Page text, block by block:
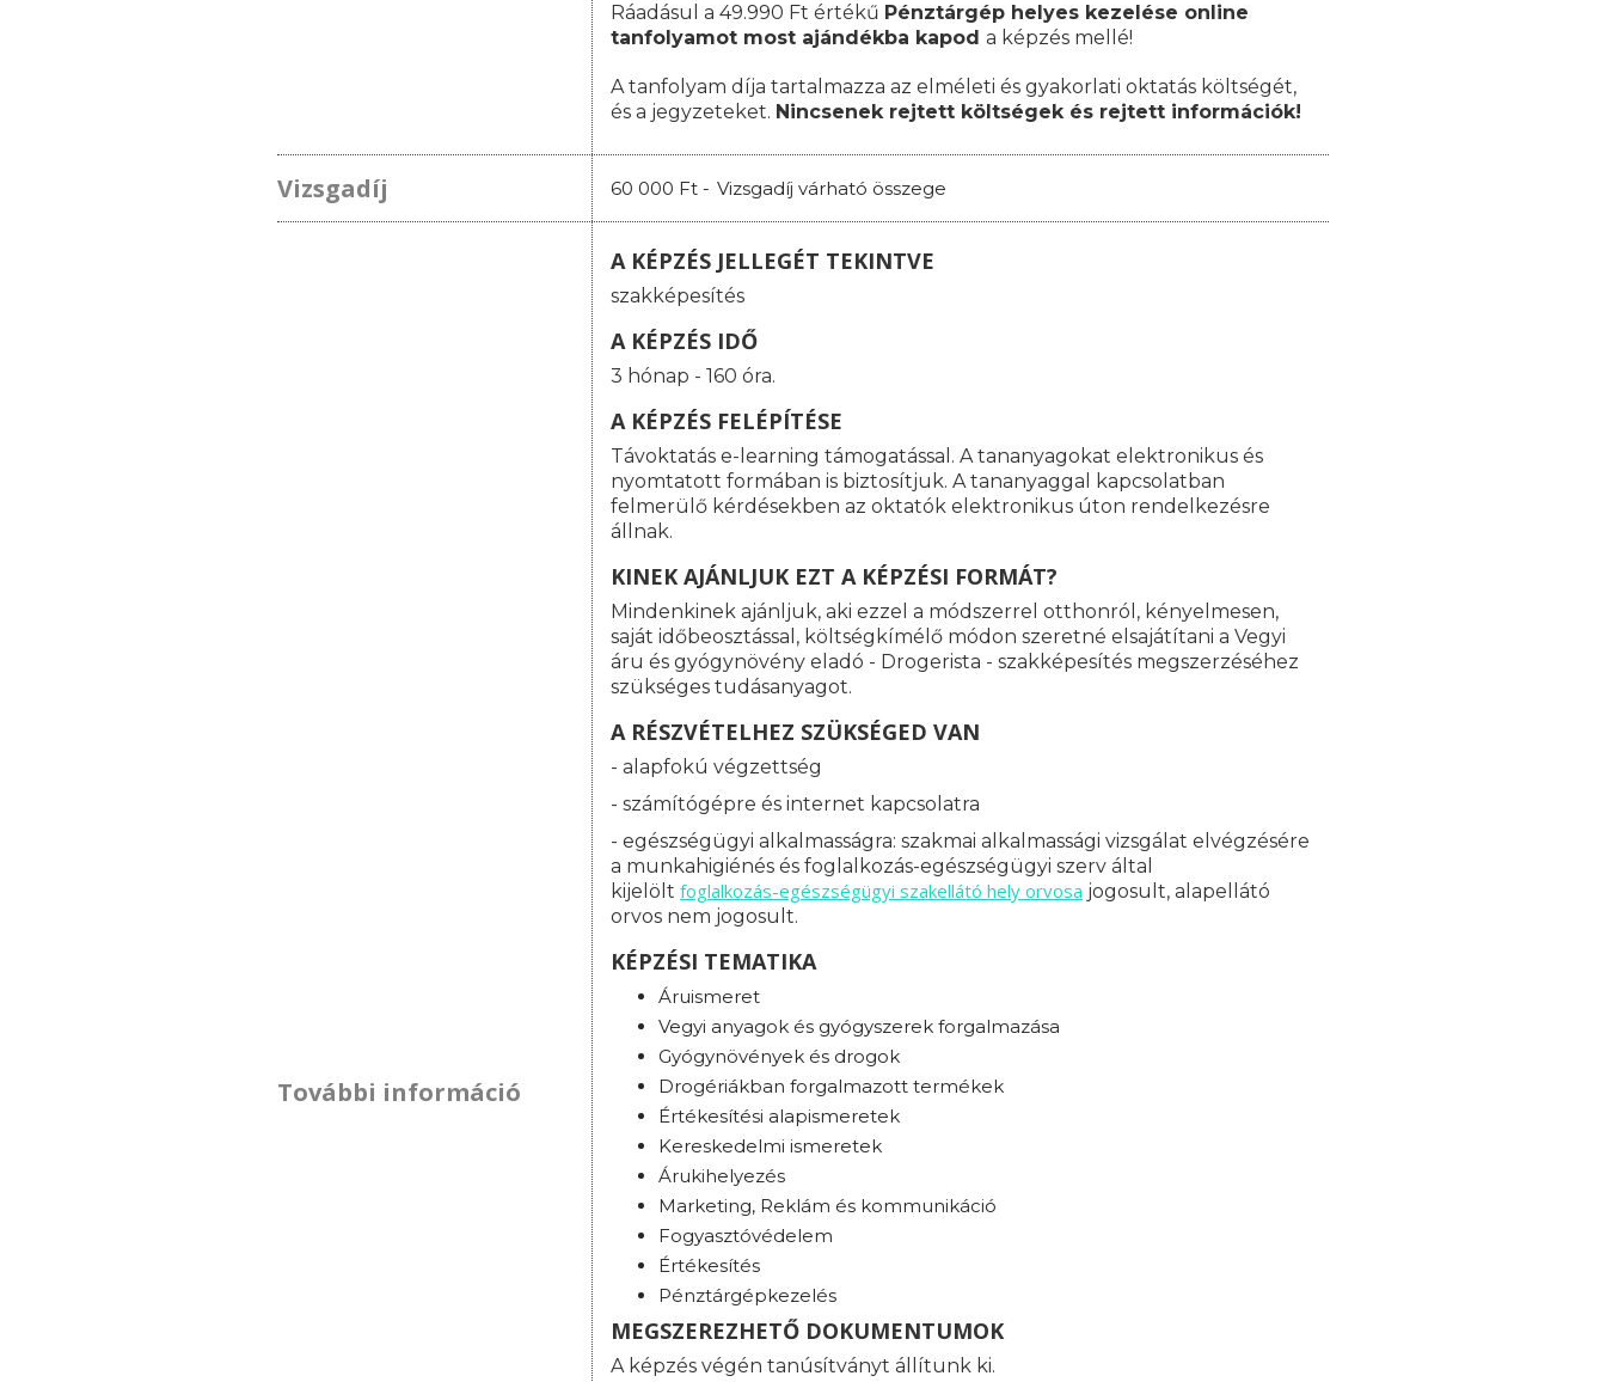
Ráadásul a 49.990 Ft értékű Pénztárgép helyes kezelése online
tanfolyamot most ajándékba kapod a képzés mellé!
A tanfolyam díja tartalmazza az elméleti és gyakorlati oktatás költségét,
és a jegyzeteket. Nincsenek rejtett költségek és rejtett információk!
Vizsgadíj 60 000 Ft - Vizsgadíj várható összege
További információ
A KÉPZÉS JELLEGÉT TEKINTVE
szakképesítés
A KÉPZÉS IDŐ
3 hónap - 160 óra.
A KÉPZÉS FELÉPÍTÉSE
Távoktatás e-learning támogatással. A tananyagokat elektronikus és
nyomtatott formában is biztosítjuk. A tananyaggal kapcsolatban
felmerülő kérdésekben az oktatók elektronikus úton rendelkezésre
állnak.
KINEK AJÁNLJUK EZT A KÉPZÉSI FORMÁT?
Mindenkinek ajánljuk, aki ezzel a módszerrel otthonról, kényelmesen,
saját időbeosztással, költségkímélő módon szeretné elsajátítani a Vegyi
áru és gyógynövény eladó - Drogerista - szakképesítés megszerzéséhez
szükséges tudásanyagot.
A RÉSZVÉTELHEZ SZÜKSÉGED VAN
- alapfokú végzettség
- számítógépre és internet kapcsolatra
- egészségügyi alkalmasságra: szakmai alkalmassági vizsgálat elvégzésére
a munkahigiénés és foglalkozás-egészségügyi szerv által
kijelölt foglalkozás-egészségügyi szakellátó hely orvosa jogosult, alapellátó
orvos nem jogosult.
KÉPZÉSI TEMATIKA
Áruismeret
Vegyi anyagok és gyógyszerek forgalmazása
Gyógynövények és drogok
Drogériákban forgalmazott termékek
Értékesítési alapismeretek
Kereskedelmi ismeretek
Árukihelyezés
Marketing, Reklám és kommunikáció
Fogyasztóvédelem
Értékesítés
Pénztárgépkezelés
MEGSZEREZHETŐ DOKUMENTUMOK
A képzés végén tanúsítványt állítunk ki.